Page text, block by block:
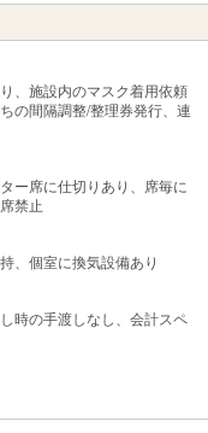
、施設内のマスク着用依頼
の間隔調整/整理券発行、連
ー席に仕切りあり、席毎に
禁止
、個室に換気設備あり
時の手渡しなし、会計スペ